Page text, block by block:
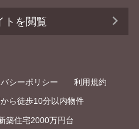
トを閲覧
シーポリシー 利用規約
ら徒歩10分以内物件
築住宅2000万円台